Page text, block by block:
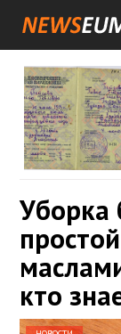
Уборка
кто